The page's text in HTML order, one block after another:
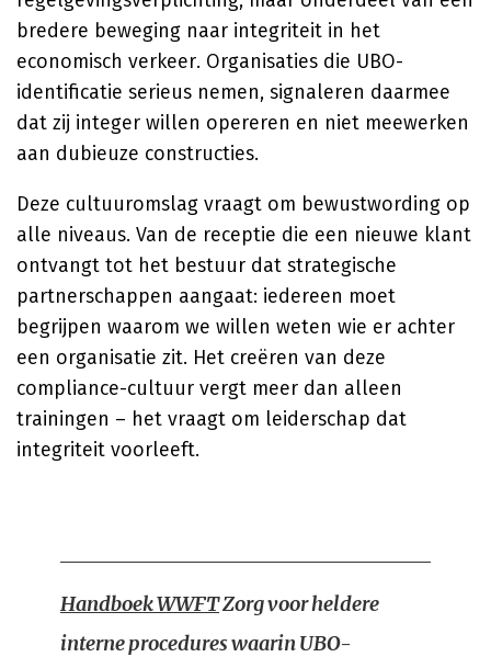
bredere beweging naar integriteit in het
economisch verkeer. Organisaties die UBO-
identificatie serieus nemen, signaleren daarmee
dat zij integer willen opereren en niet meewerken
aan dubieuze constructies.
Deze cultuuromslag vraagt om bewustwording op
alle niveaus. Van de receptie die een nieuwe klant
ontvangt tot het bestuur dat strategische
partnerschappen aangaat: iedereen moet
begrijpen waarom we willen weten wie er achter
een organisatie zit. Het creëren van deze
compliance-cultuur vergt meer dan alleen
trainingen – het vraagt om leiderschap dat
integriteit voorleeft.
Handboek WWFTZorg voor heldere
interne procedures waarin UBO-